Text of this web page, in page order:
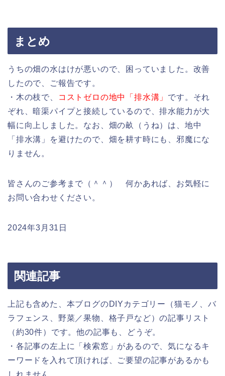
まとめ
うちの畑の水はけが悪いので、困っていました。改善
したので、ご報告です。
・木の枝で、
コストゼロの地中「排水溝」 です。それ
ぞれ、暗渠パイプと接続しているので、排水能力が大
幅に向上しました。なお、畑の畝（うね）は、地中
「排水溝」を避けたので、畑を耕す時にも、邪魔にな
りません。
皆さんのご参考まで（＾＾） 何かあれば、お気軽に
お問い合わせください。
2024年3月31日
関連記事
上記も含めた、本ブログのDIYカテゴリー（猫モノ、バ
ラフェンス、野菜／果物、格子戸など）の記事リスト
（約30件）です。他の記事も、どうぞ。
・各記事の左上に「検索窓」があるので、気になるキ
ーワードを入れて頂ければ、ご要望の記事があるかも
しれません。